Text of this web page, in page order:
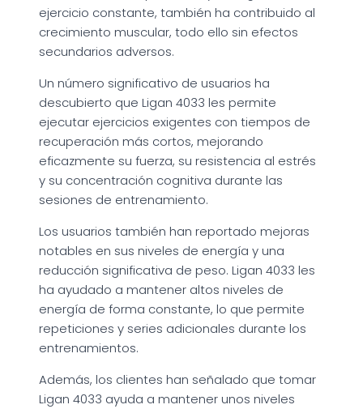
ejercicio constante, también ha contribuido al
crecimiento muscular, todo ello sin efectos
secundarios adversos.
Un número significativo de usuarios ha
descubierto que Ligan 4033 les permite
ejecutar ejercicios exigentes con tiempos de
recuperación más cortos, mejorando
eficazmente su fuerza, su resistencia al estrés
y su concentración cognitiva durante las
sesiones de entrenamiento.
Los usuarios también han reportado mejoras
notables en sus niveles de energía y una
reducción significativa de peso. Ligan 4033 les
ha ayudado a mantener altos niveles de
energía de forma constante, lo que permite
repeticiones y series adicionales durante los
entrenamientos.
Además, los clientes han señalado que tomar
Ligan 4033 ayuda a mantener unos niveles